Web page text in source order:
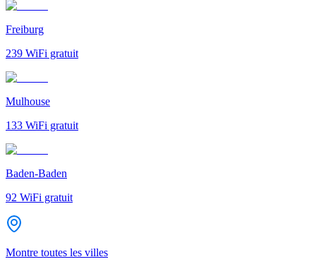
Freiburg
239 WiFi gratuit
Mulhouse
133 WiFi gratuit
Baden-Baden
92 WiFi gratuit
Montre toutes les villes